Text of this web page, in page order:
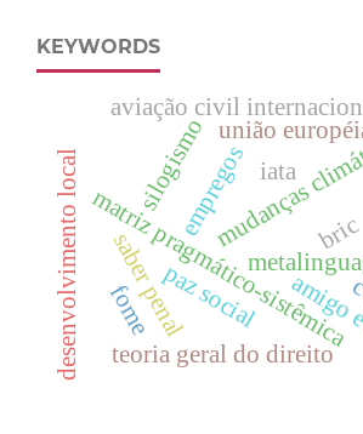
KEYWORDS
matriz pragmático-sistêmica
teoria geral do direito
silogismomudanças
união
aviação civil
iata
saber penalpaz social
desenvolvimento local empregos bric
fome